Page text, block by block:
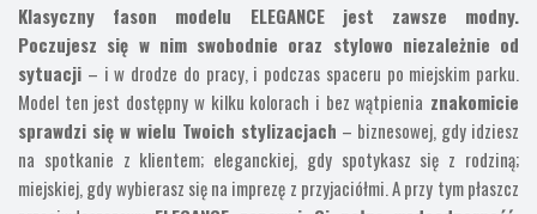
Klasyczny fason modelu ELEGANCE jest zawsze modny.
Poczujesz się w nim swobodnie oraz stylowo niezależnie od
sytuacji – i w drodze do pracy, i podczas spaceru po miejskim parku.
Model ten jest dostępny w kilku kolorach i bez wątpienia znakomicie
sprawdzi się w wielu Twoich stylizacjach – biznesowej, gdy idziesz
na spotkanie z klientem; eleganckiej, gdy spotykasz się z rodziną;
miejskiej, gdy wybierasz się na imprezę z przyjaciółmi. A przy tym płaszcz